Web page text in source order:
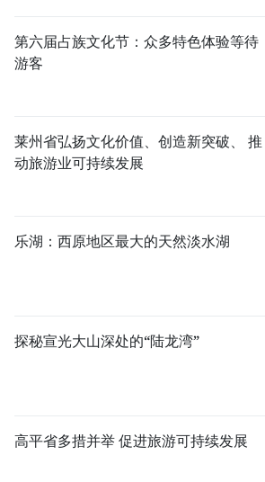
第六届占族文化节：众多特色体验等待
游客
莱州省弘扬文化价值、创造新突破、 推
动旅游业可持续发展
乐湖：西原地区最大的天然淡水湖
探秘宣光大山深处的“陆龙湾”
高平省多措并举 促进旅游可持续发展